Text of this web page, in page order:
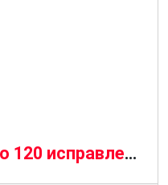
Вышел Debian 13.6 со 120 исправлениями уязвимостей и 124 стабильными обновлениями